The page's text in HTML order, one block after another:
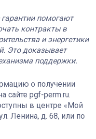
помогают
контракты в
и энергетики
Это доказывает
поддержки.
о получении
сайте pgf-perm.ru.
в центре «Мой
Ленина, д. 68, или по